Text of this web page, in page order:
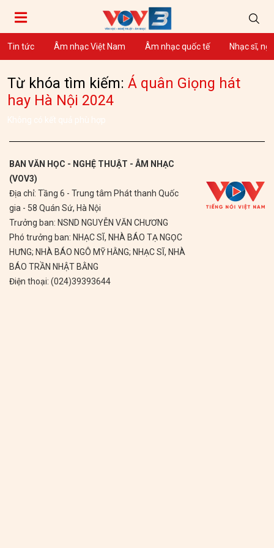
Tin tức Âm nhạc Việt Nam Âm nhạc quốc tế Nhạc sĩ,
Từ khóa tìm kiếm: Á quân Giọng hát
hay Hà Nội 2024
Không có kết quả phù hợp
BAN VĂN HỌC - NGHỆ THUẬT - ÂM NHẠC
(VOV3)
Địa chỉ: Tầng 6 - Trung tâm Phát thanh Quốc
gia - 58 Quán Sứ, Hà Nội
Trưởng ban: NSND NGUYỄN VĂN CHƯƠNG
Phó trưởng ban: NHẠC SĨ, NHÀ BÁO TẠ NGỌC
HƯNG; NHÀ BÁO NGÔ MỸ HẰNG; NHẠC SĨ, NHÀ
BÁO TRẦN NHẬT BẰNG
Điện thoại: (024)39393644